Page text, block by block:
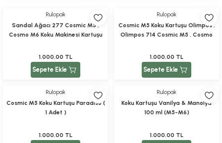
Rulopak
Sandal Ağacı 277 Cosmic M5 ,
Cosmo M6 Koku Makinesi Kartuşu
1.000,00 TL
Sepete Ekle
Rulopak
Cosmic M5 Koku Kartuşu Olimpos ,
Olimpos 714 Cosmic M5 , Cosmo
1.000,00 TL
Sepete Ekle
Rulopak
Cosmic M5 Koku Kartuşu Paradiso (
1 Adet )
1.000,00 TL
Rulopak
Koku Kartuşu Vanilya & Manolya
100 ml (M5-M6)
1.000,00 TL